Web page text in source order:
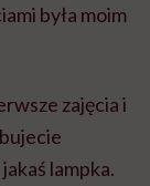
była moim
zajęcia i
lampka.